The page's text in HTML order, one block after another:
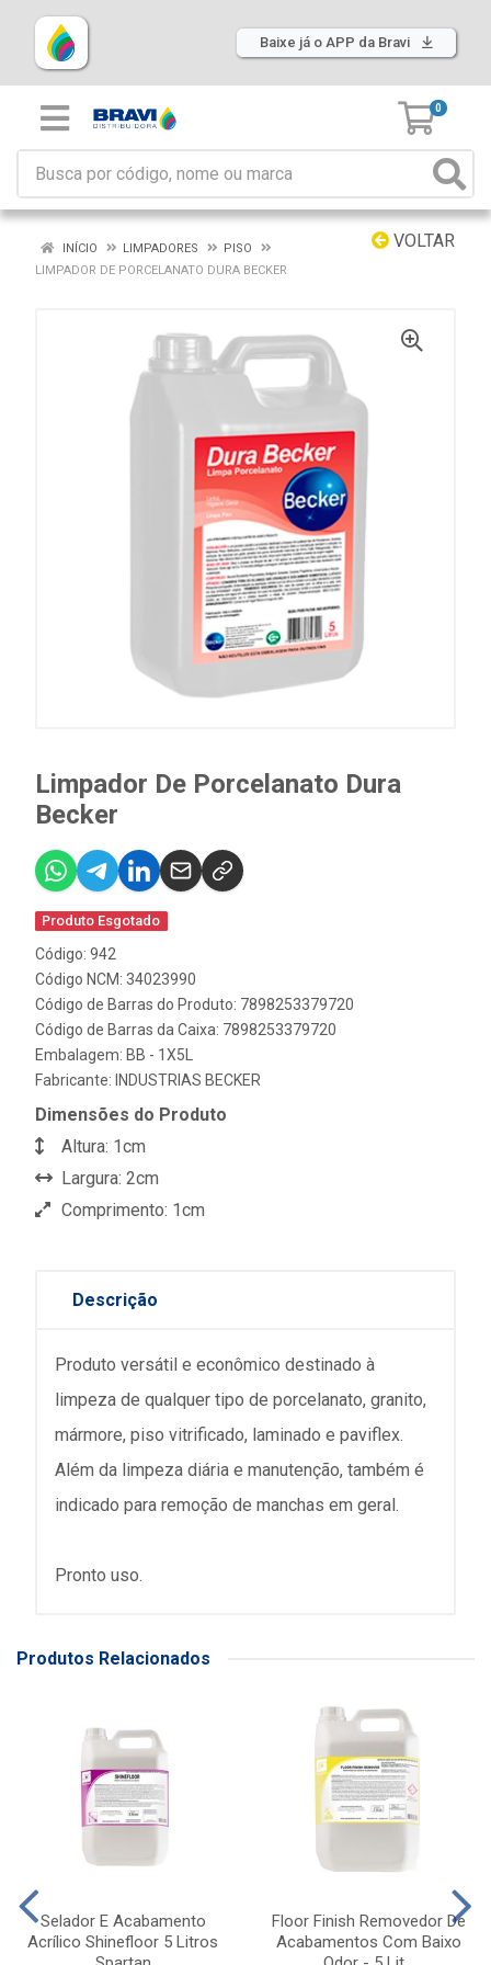
Baixe já o APP da Bravi
0
VOLTAR
INÍCIO LIMPADORES
PISO
LIMPADOR DE PORCELANATO DURA BECKER
Limpador De Porcelanato Dura
Becker
Produto Esgotado
Código: 942
Código NCM: 34023990
Código de Barras do Produto: 7898253379720
Código de Barras da Caixa: 7898253379720
Embalagem: BB - 1X5L
Fabricante: INDUSTRIAS BECKER
Dimensões do Produto
Altura: 1cm
Largura: 2cm
Comprimento: 1cm
Descrição
Produto versátil e econômico destinado à
limpeza de qualquer tipo de porcelanato, granito,
mármore, piso vitrificado, laminado e paviflex.
Além da limpeza diária e manutenção, também é
indicado para remoção de manchas em geral.
Pronto uso.
Produtos Relacionados
Selador E Acabamento
Acrílico Shinefloor 5 Litros
Floor Finish Removedor De
Acabamentos Com Baixo